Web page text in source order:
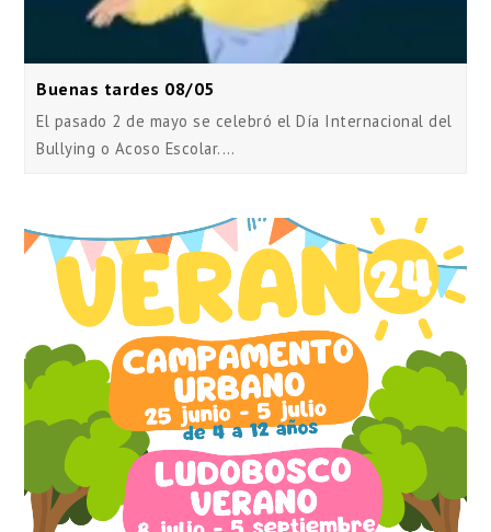
Buenas tardes 08/05
El pasado 2 de mayo se celebró el Día Internacional del
Bullying o Acoso Escolar.…